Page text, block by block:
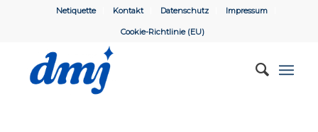
Netiquette Kontakt Datenschutz Impressum
Cookie-Richtlinie (EU)